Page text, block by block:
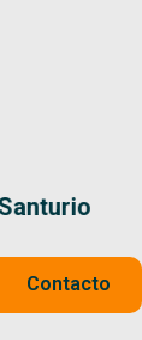
Contacto